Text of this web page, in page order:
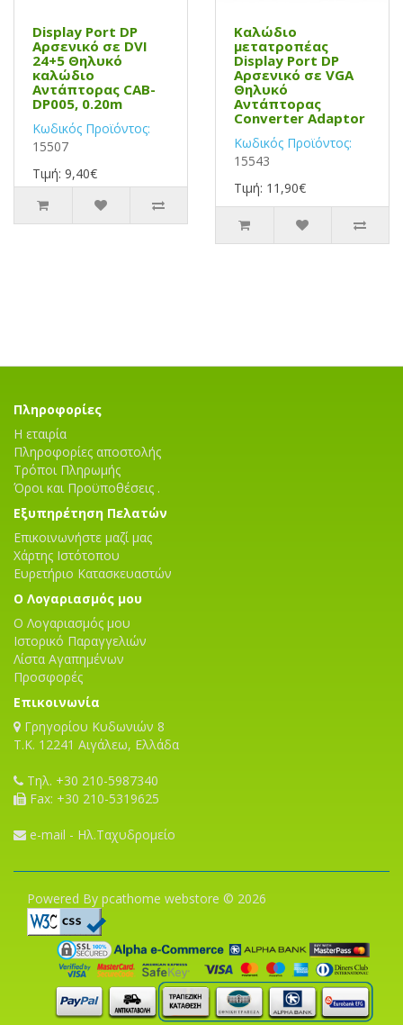
Display Port DP
Αρσενικό σε DVI
24+5 Θηλυκό
καλώδιο
Αντάπτορας CAB-
DP005, 0.20m
Κωδικός Προϊόντος:
15507
Τιμή: 9,40€
Καλώδιο
μετατροπέας
Display Port DP
Αρσενικό σε VGA
Θηλυκό
Αντάπτορας
Converter Adaptor
Κωδικός Προϊόντος:
15543
Τιμή: 11,90€
Πληροφορίες
Η εταιρία
Πληροφορίες αποστολής
Τρόποι Πληρωμής
Όροι και Προϋποθέσεις .
Εξυπηρέτηση Πελατών
Επικοινωνήστε μαζί μας
Χάρτης Ιστότοπου
Ευρετήριο Κατασκευαστών
Ο Λογαριασμός μου
Ο Λογαριασμός μου
Ιστορικό Παραγγελιών
Λίστα Αγαπημένων
Προσφορές
Επικοινωνία
Γρηγορίου Κυδωνιών 8
T.K. 12241 Αιγάλεω, Ελλάδα
Τηλ. +30 210-5987340
Fax: +30 210-5319625
e-mail - Ηλ.Ταχυδρομείο
Powered By pcathome webstore © 2026